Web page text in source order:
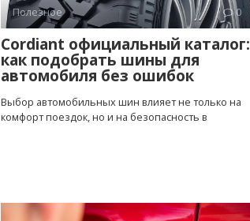
Полезное 0
Cordiant официальный каталог:
как подобрать шины для
автомобиля без ошибок
Выбор автомобильных шин влияет не только на
комфорт поездок, но и на безопасность в